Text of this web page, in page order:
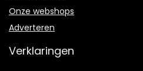
Onze webshops
Adverteren
Verklaringen